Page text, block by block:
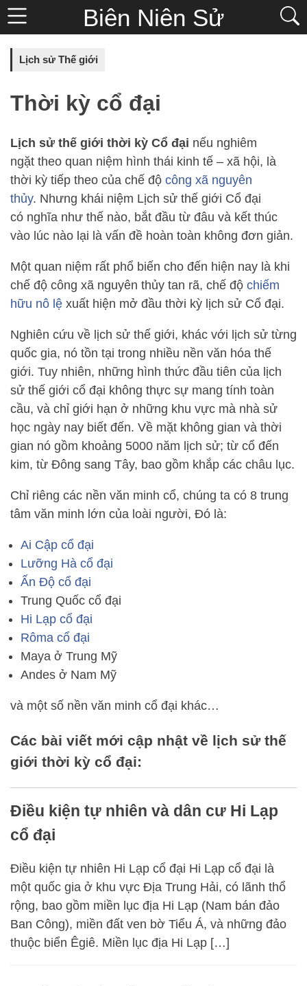
Biên Niên Sử
Lịch sử Thế giới
Thời kỳ cổ đại
Lịch sử thế giới thời kỳ Cổ đại nếu nghiêm
ngặt theo quan niệm hình thái kinh tế – xã hội, là
thời kỳ tiếp theo của chế độ công xã nguyên
thủy. Nhưng khái niệm Lịch sử thế giới Cổ đại
có nghĩa như thế nào, bắt đầu từ đâu và kết thúc
vào lúc nào lại là vấn đề hoàn toàn không đơn giản.
Một quan niệm rất phổ biến cho đến hiện nay là khi
chế độ công xã nguyên thủy tan rã, chế độ chiếm
hữu nô lệ xuất hiện mở đầu thời kỳ lịch sử Cổ đại.
Nghiên cứu về lịch sử thế giới, khác với lịch sử từng
quốc gia, nó tồn tại trong nhiều nền văn hóa thế
giới. Tuy nhiên, những hình thức đầu tiên của lịch
sử thế giới cổ đại không thực sự mang tính toàn
cầu, và chỉ giới hạn ở những khu vực mà nhà sử
học ngày nay biết đến. Về mặt không gian và thời
gian nó gồm khoảng 5000 năm lịch sử; từ cổ đến
kim, từ Đông sang Tây, bao gồm khắp các châu lục.
Chỉ riêng các nền văn minh cổ, chúng ta có 8 trung
tâm văn minh lớn của loài người, Đó là:
Ai Cập cổ đại
Lưỡng Hà cổ đại
Ấn Độ cổ đại
Trung Quốc cổ đại
Hi Lạp cổ đại
Rôma cổ đại
Maya ở Trung Mỹ
Andes ở Nam Mỹ
và một số nền văn minh cổ đại khác…
Các bài viết mới cập nhật về lịch sử thế
giới thời kỳ cổ đại:
Điều kiện tự nhiên và dân cư Hi Lạp
cổ đại
Điều kiện tự nhiên Hi Lạp cổ đại Hi Lạp cổ đại là
một quốc gia ở khu vực Địa Trung Hải, có lãnh thổ
rộng, bao gồm miền lục địa Hi Lạp (Nam bán đảo
Ban Công), miền đất ven bờ Tiểu Á, và những đảo
thuộc biển Êgiê. Miền lục địa Hi Lạp […]